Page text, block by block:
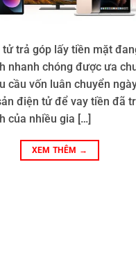
trả góp lấy tiền mặt
nhanh chóng được ưa
cầu vốn luân chuyển
điện tử để vay tiền đã
của nhiều gia […]
XEM THÊM →